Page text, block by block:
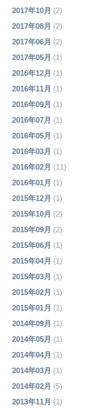
2017年10月 (2)
2017年08月 (2)
2017年06月 (2)
2017年05月 (1)
2016年12月 (1)
2016年11月 (1)
2016年09月 (1)
2016年07月 (1)
2016年05月 (1)
2016年03月 (1)
2016年02月 (11)
2016年01月 (1)
2015年12月 (1)
2015年10月 (2)
2015年09月 (2)
2015年06月 (1)
2015年04月 (1)
2015年03月 (1)
2015年02月 (1)
2015年01月 (1)
2014年09月 (1)
2014年05月 (1)
2014年04月 (1)
2014年03月 (1)
2014年02月 (5)
2013年11月 (1)